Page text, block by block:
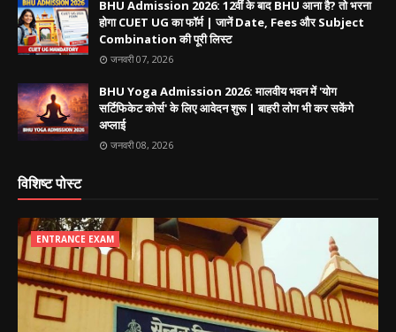
BHU Admission 2026: 12वीं के बाद BHU आना है? तो भरना
होगा CUET UG का फॉर्म | जानें Date, Fees और Subject
Combination की पूरी लिस्ट
जनवरी 07, 2026
BHU Yoga Admission 2026: मालवीय भवन में 'योग
सर्टिफिकेट कोर्स' के लिए आवेदन शुरू | बाहरी लोग भी कर सकेंगे
अप्लाई
जनवरी 08, 2026
विशिष्ट पोस्ट
ENTRANCE EXAM